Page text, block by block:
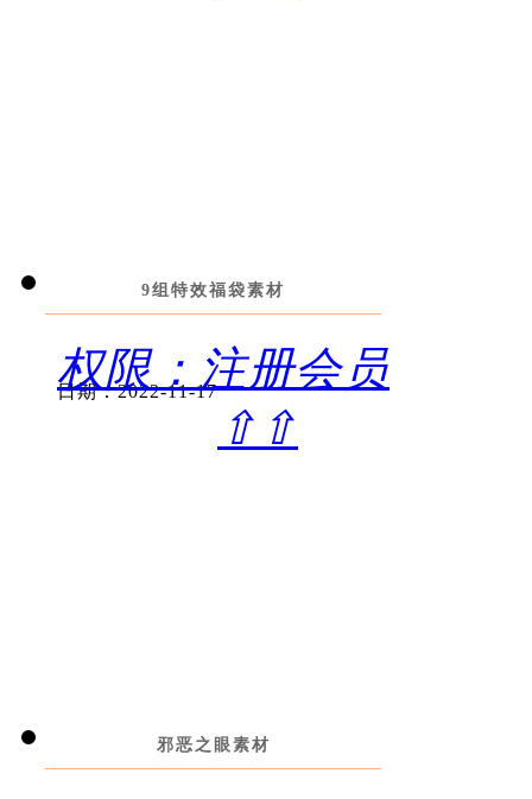
9组特效福袋素材
权限：注册会员
⇧⇧
日期：2022-11-17
邪恶之眼素材